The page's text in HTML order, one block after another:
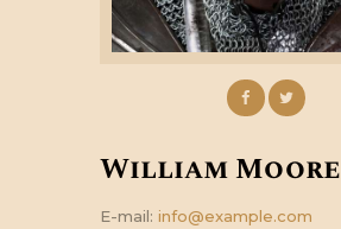
William Moore
E-mail: info@example.com